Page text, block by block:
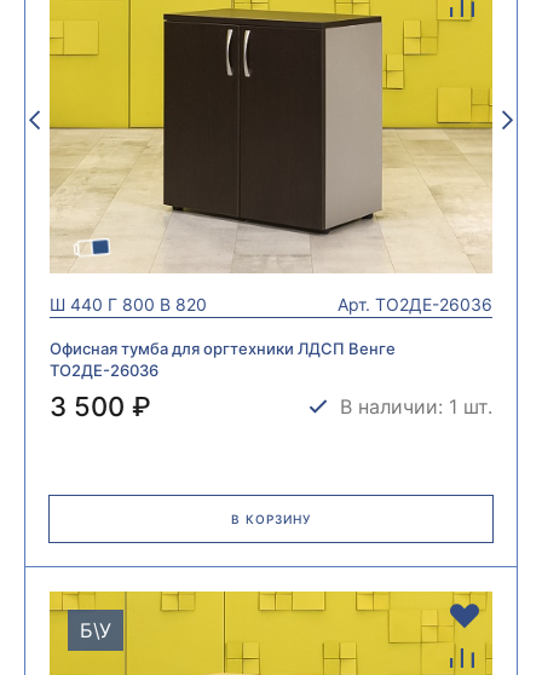
Ш 440 Г 800 В 820 Арт. ТО2ДЕ-26036
Офисная тумба для оргтехники ЛДСП Венге
ТО2ДЕ-26036
3 500 ₽ В наличии: 1 шт.
В КОРЗИНУ
Б\У